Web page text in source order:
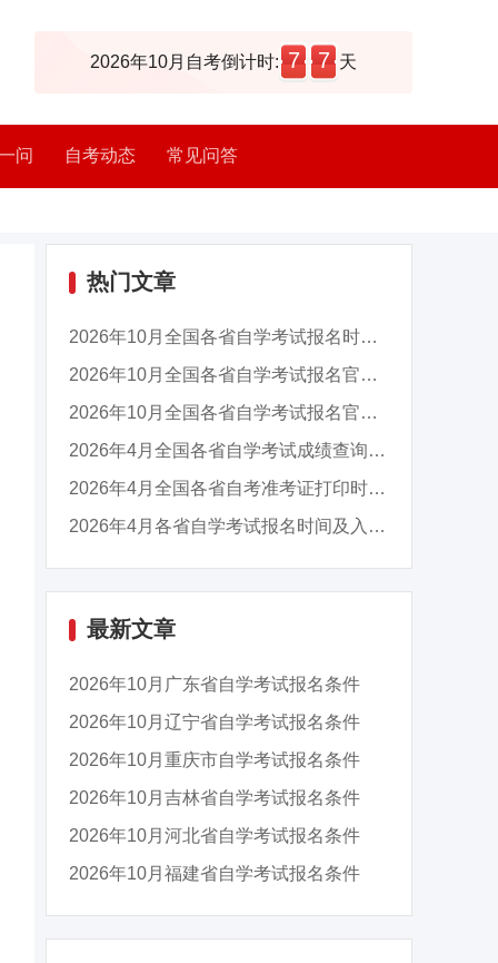
2026年10月自考倒计时: 7 7 天
问 自考动态 常见问答
热门文章
2026年10月全国各省自学考试报名时间及入口汇总
2026年10月全国各省自学考试报名官网入口汇总
2026年10月全国各省自学考试报名官网入口汇总
2026年4月全国各省自学考试成绩查询时间及入口...
2026年4月全国各省自考准考证打印时间及入口汇...
2026年4月各省自学考试报名时间及入口汇总
最新文章
2026年10月广东省自学考试报名条件
2026年10月辽宁省自学考试报名条件
2026年10月重庆市自学考试报名条件
2026年10月吉林省自学考试报名条件
2026年10月河北省自学考试报名条件
2026年10月福建省自学考试报名条件